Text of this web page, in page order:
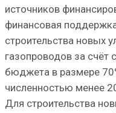
источников
финансовая
строительства новых
газопроводов за счёт
бюджета в размере
численностью менее
Для строительства